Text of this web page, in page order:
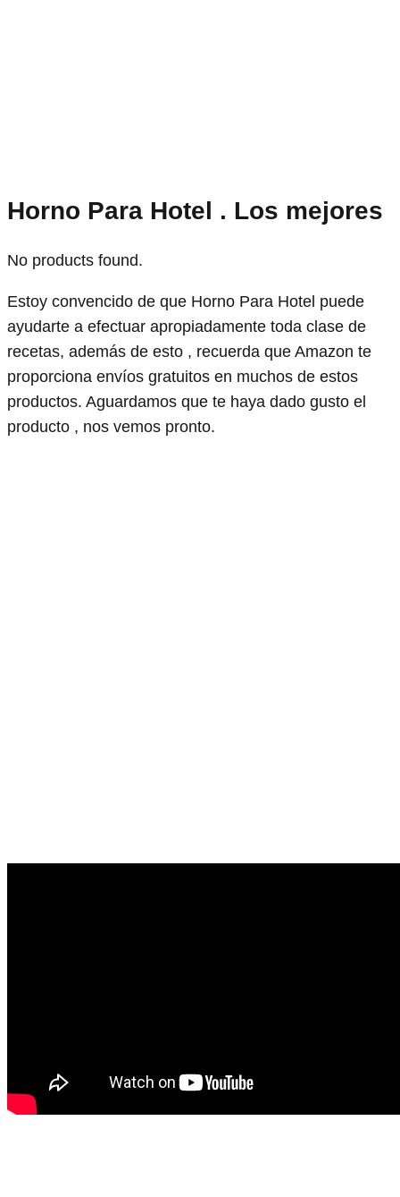
Horno Para Hotel . Los mejores
No products found.
Estoy convencido de que Horno Para Hotel puede
ayudarte a efectuar apropiadamente toda clase de
recetas, además de esto , recuerda que Amazon te
proporciona envíos gratuitos en muchos de estos
productos. Aguardamos que te haya dado gusto el
producto , nos vemos pronto.